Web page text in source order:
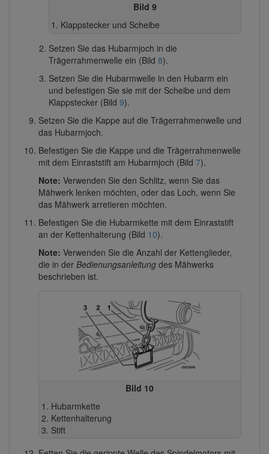
Bild 9
Klappstecker und Scheibe
Setzen Sie das Hubarmjoch in die
Trägerrahmenwelle ein (Bild 8).
Setzen Sie die Hubarmwelle in den Hubarm ein
und befestigen Sie sie mit der Scheibe und dem
Klappstecker (Bild 9).
Setzen Sie die Kappe auf die Trägerrahmenwelle und
das Hubarmjoch.
Befestigen Sie die Kappe und die Trägerrahmenwelle
mit dem Einraststift am Hubarmjoch (Bild 7).
Note: Verwenden Sie den Schlitz, wenn Sie das
Mähwerk lenken möchten, oder das Loch, wenn Sie
das Mähwerk arretieren möchten.
Befestigen Sie die Hubarmkette mit dem Einraststift
an der Kettenhalterung (Bild 10).
Note: Verwenden Sie die Anzahl der Kettenglieder,
die in der Bedienungsanleitungdes Mähwerks
beschrieben ist.
Bild 10
Hubarmkette
Kettenhalterung
Stift